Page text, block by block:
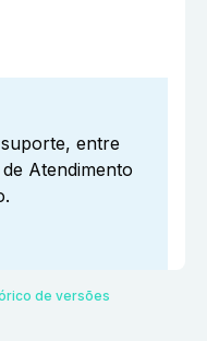
entre
Atendimento
de versões